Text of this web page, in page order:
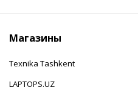
Магазины
Texnika Tashkent
LAPTOPS.UZ